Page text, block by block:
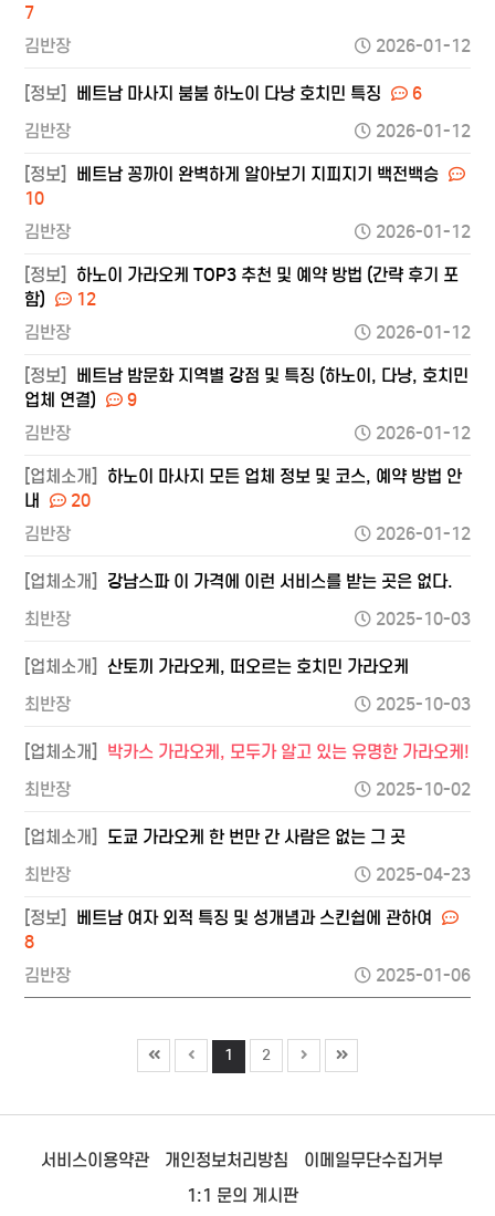
7
김반장
2026-01-12
[정보] 베트남 마사지 붐붐 하노이 다낭 호치민 특징
6
김반장
2026-01-12
[정보]
베트남 꽁까이 완벽하게 알아보기 지피지기 백전백승
10
김반장
2026-01-12
[정보]
하노이 가라오케 TOP3 추천 및 예약 방법 (간략 후기 포
함)
12
김반장
2026-01-12
[정보]
베트남 밤문화 지역별 강점 및 특징 (하노이, 다낭, 호치민
업체 연결)
9
김반장
2026-01-12
[업체소개]
하노이 마사지 모든 업체 정보 및 코스, 예약 방법 안
내
20
김반장
2026-01-12
[업체소개]
강남스파 이 가격에 이런 서비스를 받는 곳은 없다.
최반장
2025-10-03
[업체소개] 산토끼 가라오케, 떠오르는 호치민 가라오케
최반장
2025-10-03
[업체소개]
박카스 가라오케, 모두가 알고 있는 유명한 가라오케!
최반장
2025-10-02
[업체소개]
도쿄 가라오케 한 번만 간 사람은 없는 그 곳
최반장
2025-04-23
[정보]
베트남 여자 외적 특징 및 성개념과 스킨쉽에 관하여
8
김반장
2025-01-06
1 2
서비스이용약관 개인정보처리방침
이메일무단수집거부
1:1 문의 게시판